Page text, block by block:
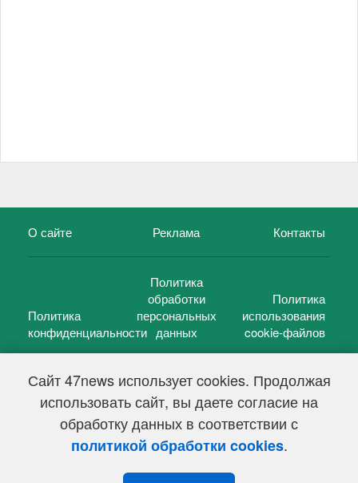
Сайт 47news использует cookies. Продолжая
использовать сайт, вы даете согласие на
обработку данных в соответствии с
политикой обработки cookies.
О сайте Реклама Контакты
Политика
конфиденциальности
Политика
обработки
персональных
данных
Политика
использования
cookie-файлов
47 новостей (47 news)2005 — 2026 г.
Свидетельство о регистрации СМИ Эл № ФС 77-39848, выдано
Федеральной службой по надзору в сфере связи,
информационных технологий и массовых коммуникаций